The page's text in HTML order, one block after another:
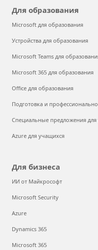
Для образования
Microsoft для образования
Устройства для образования
Microsoft Teams для
Microsoft 365 для образования
Office для образования
Подготовка и
Специальные предложения для
Azure для учащихся
Для бизнеса
ИИ от Майкрософт
Microsoft Security
Azure
Dynamics 365
Microsoft 365